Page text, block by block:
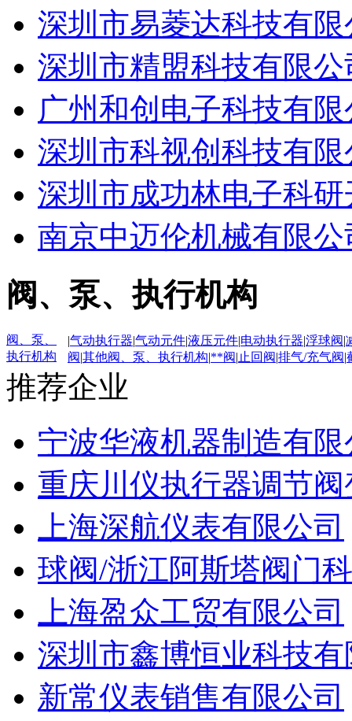
深圳市易菱达科技有限
深圳市精盟科技有限公
广州和创电子科技有
深圳市科视创科技有限
深圳市成功林电子科
南京中迈伦机械有限公
阀、泵、执行机构
阀、泵、
执行机构
|气动执行器|气动元件|液压元件|电动执行器|浮球阀|
阀|其他阀、泵、执行机构|**阀| 止回阀|排气/充气阀|
推荐企业
宁波华液机器制造有限
重庆川仪执行器调节
上海深航仪表有限公司
球阀/浙江阿斯塔阀门
上海盈众工贸有限公司
深圳市鑫博恒业科技
新常仪表销售有限公司